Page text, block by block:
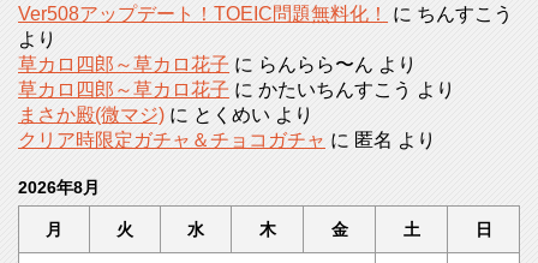
Ver508アップデート！TOEIC問題無料化！ に ちんすこう
より
草カロ四郎～草カロ花子 に らんらら〜ん より
草カロ四郎～草カロ花子 に かたいちんすこう より
まさか殿(微マジ) に とくめい より
クリア時限定ガチャ＆チョコガチャ に 匿名 より
2026年8月
月 火 水 木 金 土 日